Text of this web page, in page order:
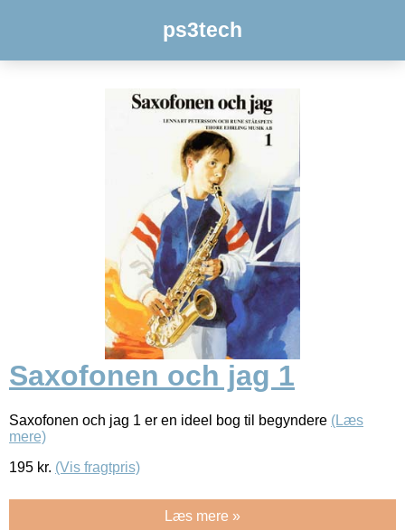
ps3tech
Saxofonen och jag 1
Saxofonen och jag 1 er en ideel bog til begyndere (Læs
mere)
195 kr. (Vis fragtpris)
Læs mere »